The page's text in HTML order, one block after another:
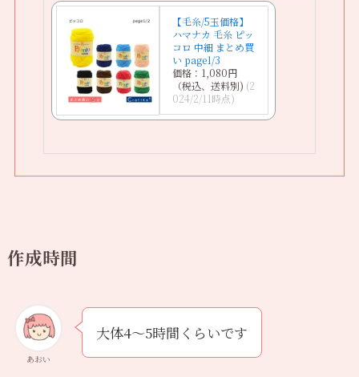
【毛糸/5玉価格】
ハマナカ 毛糸 ピッ
コロ 中細 まとめ買
い page1/3
価格：1,080円
（税込、送料別) (2
024/2/11時点)
作成時間
あおい
大体4〜5時間くらいです